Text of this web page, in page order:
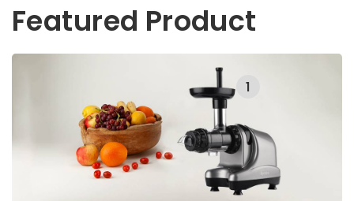
Featured Product
1